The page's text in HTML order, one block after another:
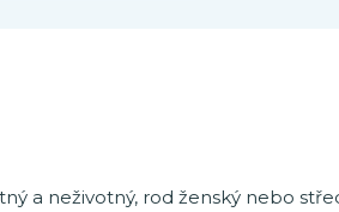
a neživotný, rod ženský nebo